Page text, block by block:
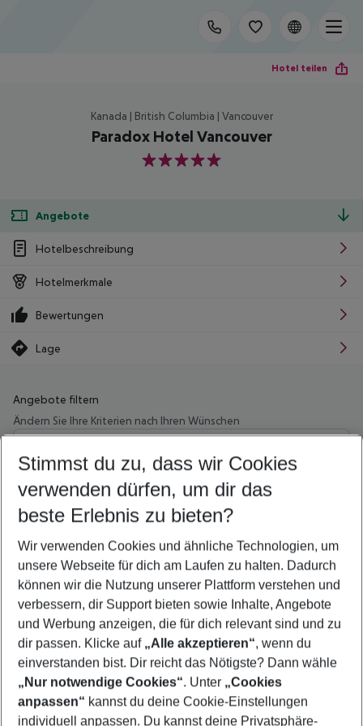
Hotel teilen
Kanada | British Columbia | Vancouver
Paradox Hotel Vancouver
5
Angebote
Hotelbeschreibung
Hotelmerkmale
Bewertungen
Lage
Angebote filtern
Ändern Sie Ihre Kriterien nach Ihren Wünschen
Beliebiger Abflughafen
Wähle deinen Reisezeitraum
5-8 Nächte
2 Erwachsene Keine Kinder
Mehr Filter anzeigen
Footer
Footer navigation
Stimmst du zu, dass wir Cookies
verwenden dürfen, um dir das
beste Erlebnis zu bieten?
Wir verwenden Cookies und ähnliche Technologien, um
unsere Webseite für dich am Laufen zu halten. Dadurch
können wir die Nutzung unserer Plattform verstehen und
verbessern, dir Support bieten sowie Inhalte, Angebote
und Werbung anzeigen, die für dich relevant sind und zu
dir passen. Klicke auf „Alle akzeptieren“, wenn du
einverstanden bist. Dir reicht das Nötigste? Dann wähle
„Nur notwendige Cookies“. Unter „Cookies
anpassen“ kannst du deine Cookie-Einstellungen
individuell anpassen. Du kannst deine Privatsphäre-